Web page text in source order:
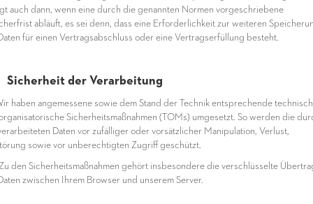
auch dann, wenn eine durch die genannten Normen vorgeschriebene
abläuft, es sei denn, dass eine Erforderlichkeit zur weiteren
für einen Vertragsabschluss oder eine Vertragserfüllung besteht.
Sicherheit der Verarbeitung
haben angemessene sowie dem Stand der Technik entsprechende
Sicherheitsmaßnahmen (TOMs) umgesetzt. So werden die
Daten vor zufälliger oder vorsätzlicher Manipulation, Verlust,
sowie vor unberechtigten Zugriff geschützt.
den Sicherheitsmaßnahmen gehört insbesondere die verschlüsselte
zwischen Ihrem Browser und unserem Server.